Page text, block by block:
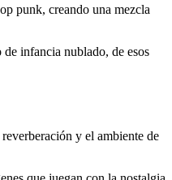
punk, creando una mezcla
infancia nublado, de esos
y el ambiente de